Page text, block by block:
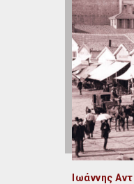
Ιωάννης